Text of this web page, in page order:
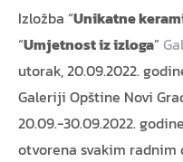
Izložba “Unikatne
“Umjetnost iz izloga”
utorak, 20.09.2022.
Galeriji Opštine Novi
20.09.-30.09.2022.
otvorena svakim radnim